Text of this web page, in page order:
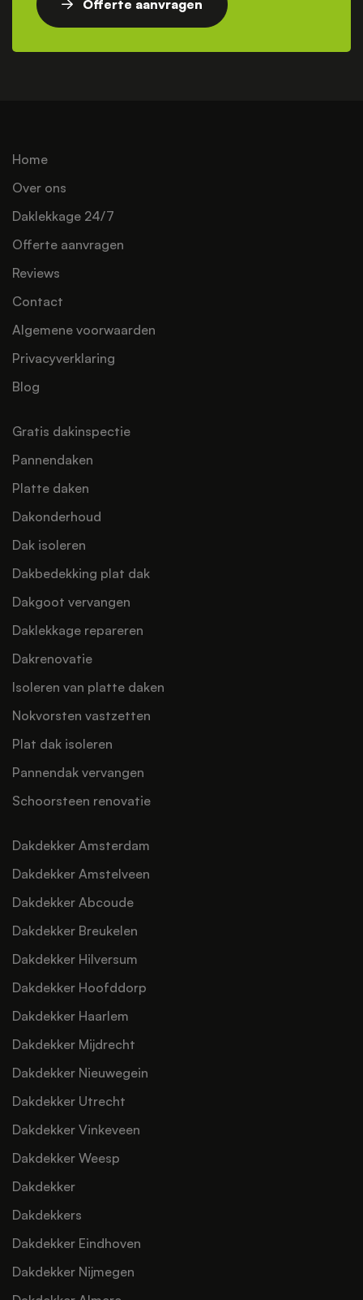
Offerte aanvragen
Home
Over ons
Daklekkage 24/7
Offerte aanvragen
Reviews
Contact
Algemene voorwaarden
Privacyverklaring
Blog
Gratis dakinspectie
Pannendaken
Platte daken
Dakonderhoud
Dak isoleren
Dakbedekking plat dak
Dakgoot vervangen
Daklekkage repareren
Dakrenovatie
Isoleren van platte daken
Nokvorsten vastzetten
Plat dak isoleren
Pannendak vervangen
Schoorsteen renovatie
Dakdekker Amsterdam
Dakdekker Amstelveen
Dakdekker Abcoude
Dakdekker Breukelen
Dakdekker Hilversum
Dakdekker Hoofddorp
Dakdekker Haarlem
Dakdekker Mijdrecht
Dakdekker Nieuwegein
Dakdekker Utrecht
Dakdekker Vinkeveen
Dakdekker Weesp
Dakdekker
Dakdekkers
Dakdekker Eindhoven
Dakdekker Nijmegen